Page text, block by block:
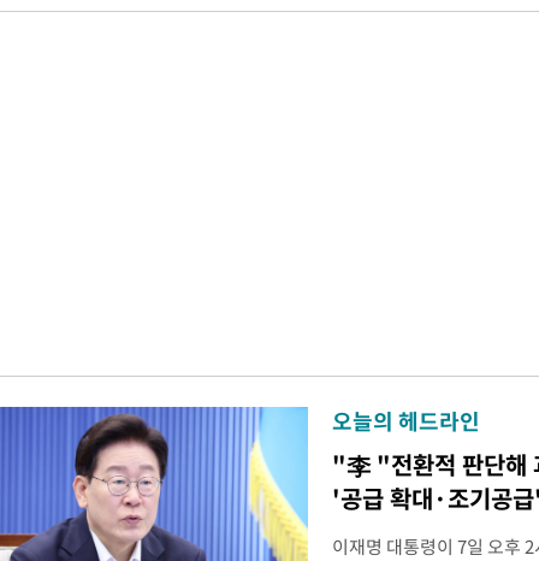
오늘의 헤드라인
"李 "전환적 판단해
'공급 확대·조기공
이재명 대통령이 7일 오후